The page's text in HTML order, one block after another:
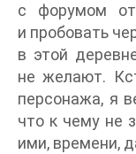
с форумом
и пробовать
в этой
не желают.
персонажа, я
что к чему не
ими, времени,